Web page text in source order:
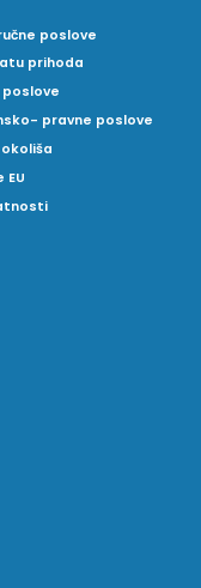
poslove
prihoda
pravne poslove